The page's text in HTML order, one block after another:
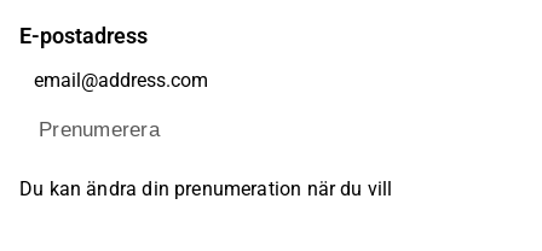
E-postadress
Prenumerera
Du kan ändra din prenumeration när du vill